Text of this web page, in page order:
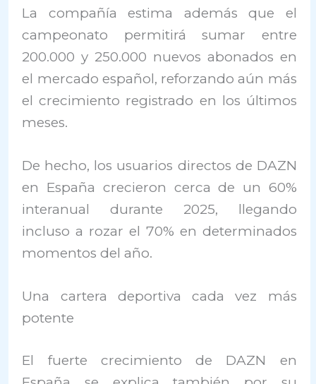
La compañía estima además que el
campeonato permitirá sumar entre
200.000 y 250.000 nuevos abonados en
el mercado español, reforzando aún más
el crecimiento registrado en los últimos
meses.
De hecho, los usuarios directos de DAZN
en España crecieron cerca de un 60%
interanual durante 2025, llegando
incluso a rozar el 70% en determinados
momentos del año.
Una cartera deportiva cada vez más
potente
El fuerte crecimiento de DAZN
en